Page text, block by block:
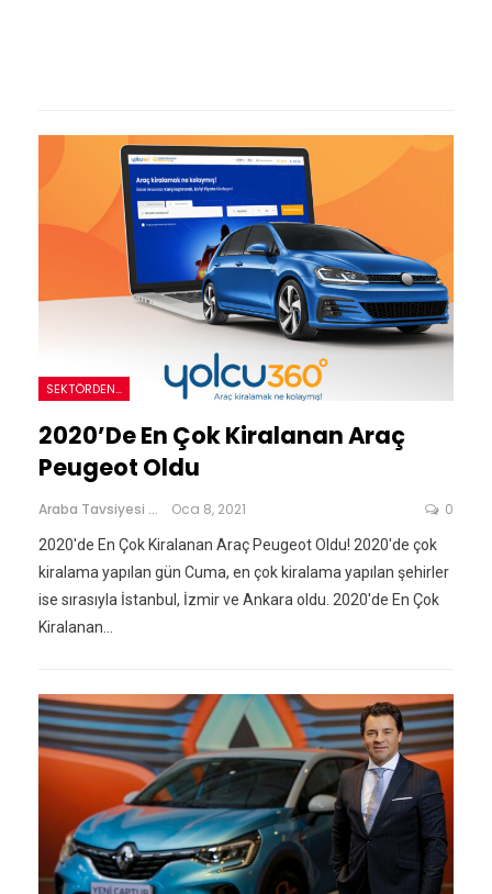
SEKTÖRDEN...
2020’de En Çok Kiralanan Araç
Peugeot Oldu
Araba Tavsiyesi Oca 8, 2021 0
2020'de En Çok Kiralanan Araç Peugeot Oldu! 2020'de çok
kiralama yapılan gün Cuma, en çok kiralama yapılan şehirler
ise sırasıyla İstanbul, İzmir ve Ankara oldu. 2020'de En Çok
Kiralanan…